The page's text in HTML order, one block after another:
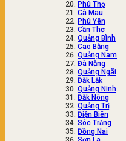
Phú Thọ
Cà Mau
Phú Yên
Cần Thơ
Quảng Bình
Cao Bằng
Quảng Nam
Đà Nẵng
Quảng Ngãi
Đắk Lắk
Quảng Ninh
Đắk Nông
Quảng Trị
Điện Biên
Sóc Trăng
Đồng Nai